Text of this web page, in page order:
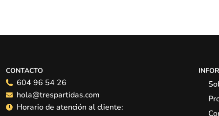
CONTACTO
604 96 54 26
hola@trespartidas.com
Horario de atención al cliente: